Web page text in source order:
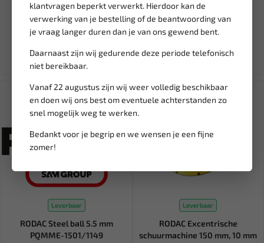
klantvragen beperkt verwerkt. Hierdoor kan de
verwerking van je bestelling of de beantwoording van
je vraag langer duren dan je van ons gewend bent.
Daarnaast zijn wij gedurende deze periode telefonisch
niet bereikbaar.
Vanaf 22 augustus zijn wij weer volledig beschikbaar
en doen wij ons best om eventuele achterstanden zo
snel mogelijk weg te werken.
Bedankt voor je begrip en we wensen je een fijne
zomer!
163,35
326,70
2,62
3,09
Leverbaar
RODAC Steel ball 5.5 mm
PQMME-1501/1149
SALE!
Leverbaar
RODAC Excentrische
schuurmachine 150 mm, 10 mm